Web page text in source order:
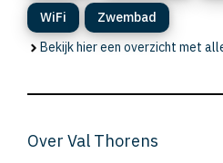
WiFi
Zwembad
Bekijk hier een overzicht met
Over Val Thorens